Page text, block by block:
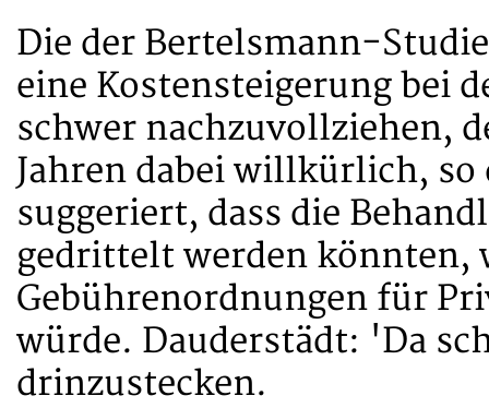
Die der Bertelsmann-
eine Kostensteigerung bei
schwer nachzuvollziehen,
Jahren dabei willkürlich,
suggeriert, dass die
gedrittelt werden könnten,
Gebührenordnungen für
würde. Dauderstädt: 'Da
drinzustecken.